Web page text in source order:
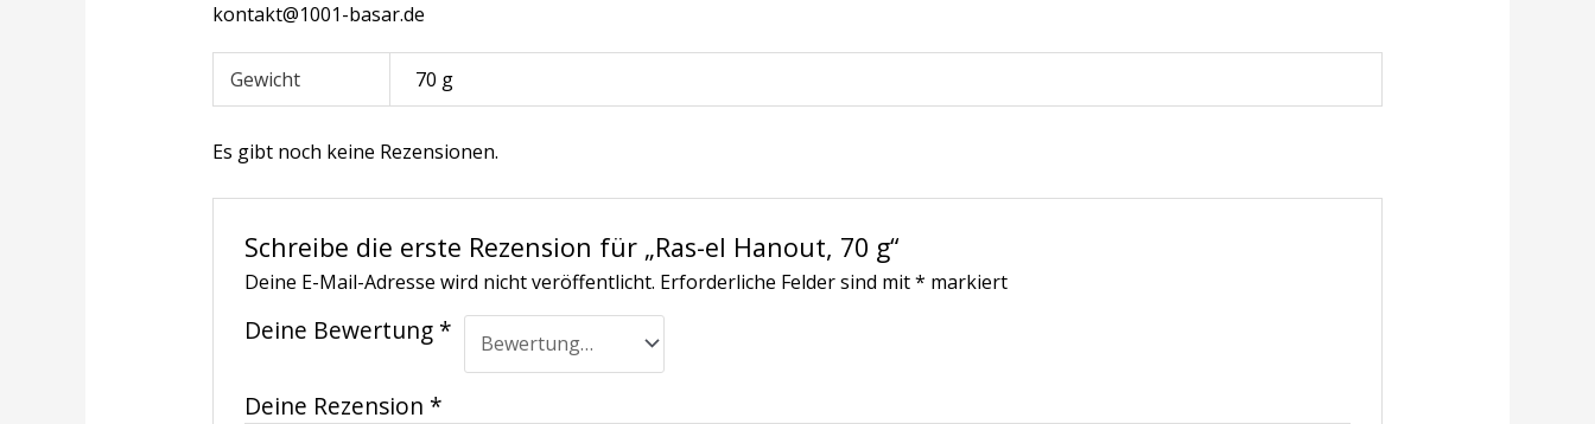
kontakt@1001-basar.de
Gewicht 70 g
Es gibt noch keine Rezensionen.
Schreibe die erste Rezension für „Ras-el Hanout, 70 g“
Deine E-Mail-Adresse wird nicht veröffentlicht. Erforderliche Felder sind mit* markiert
Deine Bewertung *
Deine Rezension *